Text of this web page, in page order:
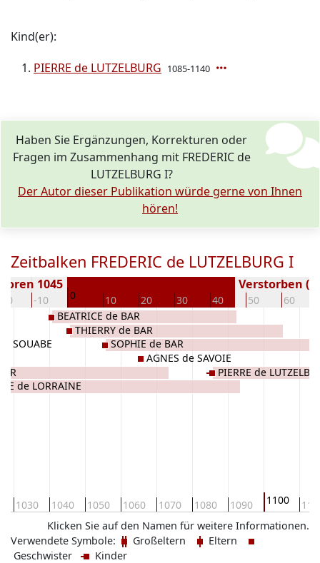
Kind(er):
PIERRE de LUTZELBURG 1085-1140
Haben Sie Ergänzungen, Korrekturen oder
Fragen im Zusammenhang mit FREDERIC de
LUTZELBURG I?
Der Autor dieser Publikation würde gerne von Ihnen
hören!
Zeitbalken FREDERIC de LUTZELBURG I
-10 0 10 20 30 40 50 60
1045 Verstorben (
1030 1040 1050 1060 1070 1080 1090 1100
SOUABE
de LORRAINE
BEATRICE de BAR
THIERRY de BAR
SOPHIE de BAR
AGNES de SAVOIE
PIERRE de
Klicken Sie auf den Namen für weitere Informationen.
Verwendete Symbole:
Großeltern
Eltern
Geschwister
Kinder